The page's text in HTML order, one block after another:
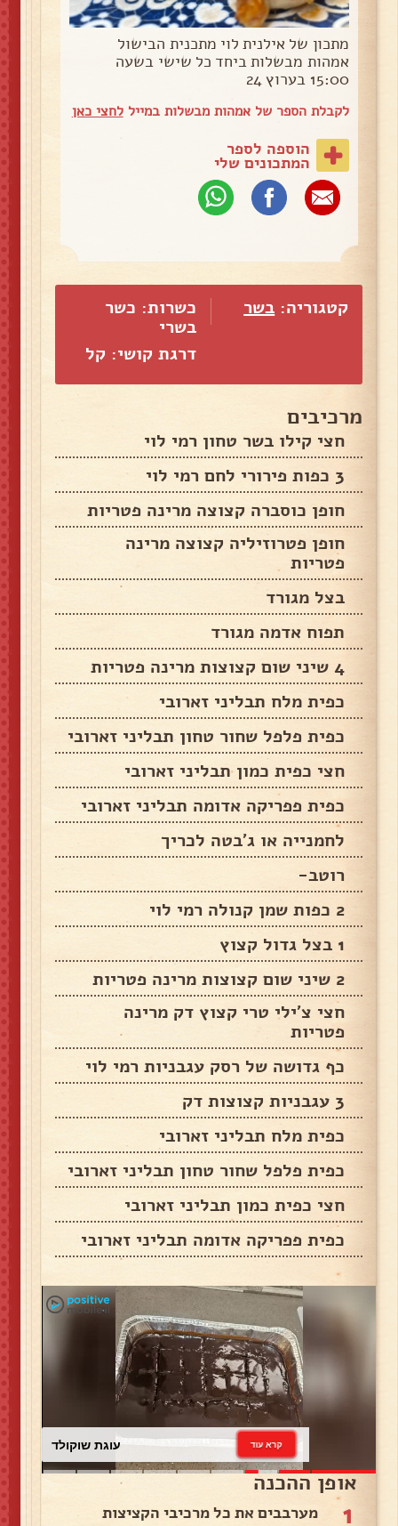
מתכון של אילנית לוי מתכנית הבישול
אמהות מבשלות ביחד כל שישי בשעה
15:00 בערוץ 24
לקבלת הספר של אמהות מבשלות במייללחצי כאן
הוספה לספר
המתכונים שלי
קטגוריה: בשר
כשרות: כשר
בשרי
דרגת קושי: קל
מרכיבים
חצי קילו בשר טחון רמי לוי
3 כפות פירורי לחם רמי לוי
חופן כוסברה קצוצה מרינה פטריות
חופן פטרוזיליה קצוצה מרינה
פטריות
בצל מגורד
תפוח אדמה מגורד
4 שיני שום קצוצות מרינה פטריות
כפית מלח תבליני זארובי
כפית פלפל שחור טחון תבליני זארובי
חצי כפית כמון תבליני זארובי
כפית פפריקה אדומה תבליני זארובי
לחמנייה או ג'בטה לכריך
רוטב-
2 כפות שמן קנולה רמי לוי
1 בצל גדול קצוץ
2 שיני שום קצוצות מרינה פטריות
חצי צ'ילי טרי קצוץ דק מרינה
פטריות
כף גדושה של רסק עגבניות רמי לוי
3 עגבניות קצוצות דק
כפית מלח תבליני זארובי
כפית פלפל שחור טחון תבליני זארובי
חצי כפית כמון תבליני זארובי
כפית פפריקה אדומה תבליני זארובי
עוגת שוקולד קרא עוד
אופן ההכנה
1
מערבבים את כל מרכיבי הקציצות